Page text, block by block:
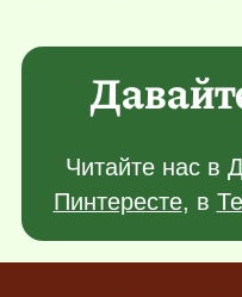
Читайте нас в
Пинтересте, в